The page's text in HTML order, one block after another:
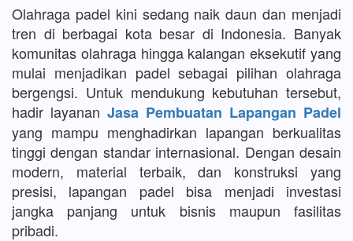
Olahraga padel kini sedang naik daun dan menjadi
tren di berbagai kota besar di Indonesia. Banyak
komunitas olahraga hingga kalangan eksekutif yang
mulai menjadikan padel sebagai pilihan olahraga
bergengsi. Untuk mendukung kebutuhan tersebut,
hadir layanan Jasa Pembuatan Lapangan Padel
yang mampu menghadirkan lapangan berkualitas
tinggi dengan standar internasional. Dengan desain
modern, material terbaik, dan konstruksi yang
presisi, lapangan padel bisa menjadi investasi
jangka panjang untuk bisnis maupun fasilitas
pribadi.